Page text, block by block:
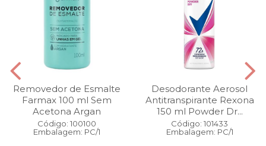
Removedor de Esmalte
Farmax 100 ml Sem
Acetona Argan
Código: 100100
Embalagem: PC/1
Desodorante Aerosol
Antitranspirante Rexona
150 ml Powder Dr...
Código: 101433
Embalagem: PC/1